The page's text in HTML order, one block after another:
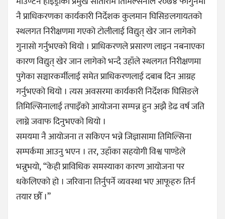
नै प्राधिकरणका कार्यकारी निर्देशक कुलमान घिसिङलगायतको
स्थलगत निरीक्षणमा गएको टोलीलाई विद्युत् खेर जान लागेको
गुनासो गर्नुभएको थियो । प्राधिकरणले प्रसारण लाइन नबनाएका
कारण विद्युत् खेर जान लागेको भन्दै उहाँले स्थलगत निरीक्षणमा
पुगेका सञ्चारकर्मीलाई समेत प्राधिकरणलाई दबाब दिन आग्रह
गर्नुभएको थियो । त्यस अवसरमा कार्यकारी निर्देशक घिसिङले
तिमिल्सिनालाई तपाइँको आयोजना सम्पन्न हुन अझै डेढ वर्ष जति
लाग्ने जवाफ दिनुभएको थियो ।
समयमा नै आयोजना त सकिएन भन्ने जिज्ञासामा तिमिल्सिना
सम्पर्कमा आउनु भएन । तर, उहाँका सहयोगी विश्व पाण्डेले
भन्नुभयो, “केही प्राविधिक समस्याका कारण आयोजना पर
धकेलिएको हो । जरिवाना तिर्नुपर्ने व्यवस्था भए आफूहरु तिर्न
तयार छौँ ।”